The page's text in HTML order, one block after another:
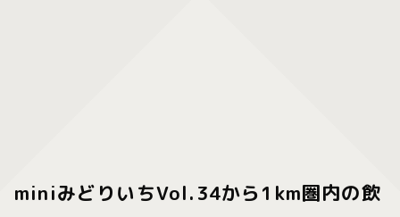
miniみどりいちVol.34から1km圏内の飲